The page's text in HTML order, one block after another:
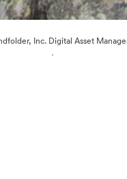
Inc. Digital Asset
·